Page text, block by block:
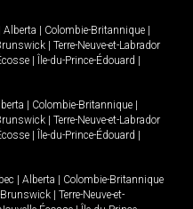
Alberta | Colombie-Britannique |
| Terre-Neuve-et-Labrador
| Île-du-Prince-Édouard |
| Colombie-Britannique |
| Terre-Neuve-et-Labrador
| Île-du-Prince-Édouard |
| Alberta | Colombie-Britannique
Brunswick | Terre-Neuve-et-